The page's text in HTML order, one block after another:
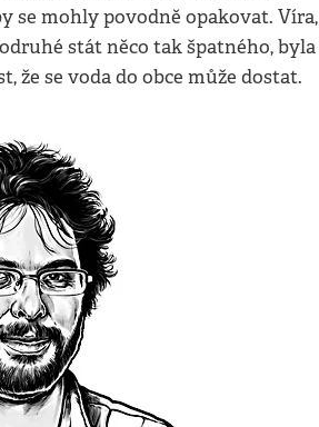
se mohly povodně opakovat. Víra,
stát něco tak špatného, byla
že se voda do obce může dostat.